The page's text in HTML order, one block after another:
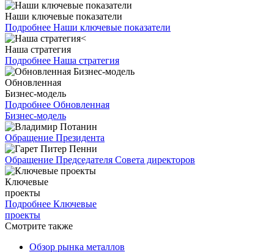
Наши ключевые показатели
Подробнее Наши ключевые показатели
Наша стратегия
Подробнее Наша стратегия
Обновленная
Бизнес-модель
Подробнее Обновленная
Бизнес-модель
Обращение Президента
Обращение Председателя Совета директоров
Ключевые
проекты
Подробнее Ключевые
проекты
Смотрите также
Обзор рынка металлов